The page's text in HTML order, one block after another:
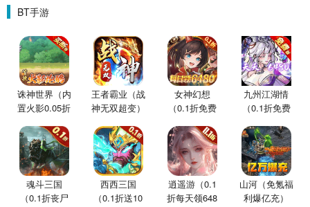
BT手游
诛神世界（内
置火影0.05折
王者霸业（战
神无双超变）
女神幻想
（0.1折免费
九州江湖情
（0.1折免费
魂斗三国
（0.1折丧尸
西西三国
（0.1折送10
逍遥游（0.1
折每天领648
山河（免氪福
利爆亿充）